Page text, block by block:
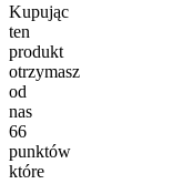
Kupując
ten
produkt
otrzymasz
od
nas
66
punktów
które